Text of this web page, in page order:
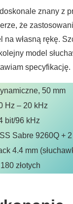
znany z
że
na własną rękę.
model
specyfikację.
50 mm
Hz – 20 kHz
bit/96 kHz
Sabre 9260Q +
4.4 mm
złotych